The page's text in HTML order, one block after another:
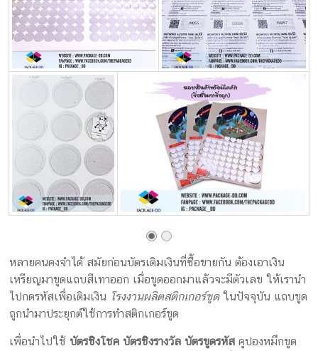
หลายคนคงจำได้ สมัยก่อนบัตรเติมเงินที่ซื้อขายกัน ต้องเอาเงิน
เหรียญมาขูดแถบสีเทาออก เมื่อขูดออกมาแล้วจะมีตัวเลข ให้เรานำ
ไปกดรหัสเพื่อเติมเงิน โรงงานผลิตสติกเกอร์ขูดในปัจจุบัน แถบขูด
ถูกนำมาประยุกต์ใช้การทำสติกเกอร์ขูด
เพื่อนำไปใช้บัตรชิงโชค บัตรชิงรางวัล บัตรขูดรหัส คูปองหมึกขูด